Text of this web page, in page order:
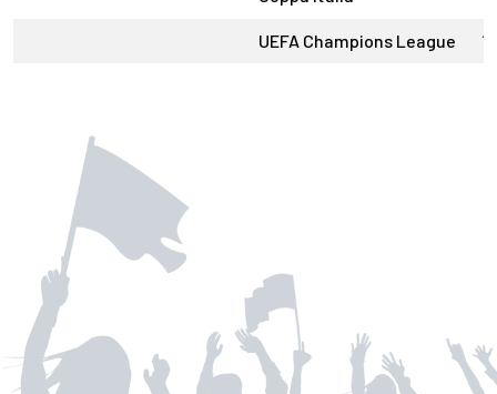
UEFA Champions League 1